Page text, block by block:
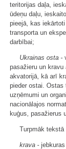
teritorijas daļa,
ūdeņu daļu,
pieejā, kas
transporta un
darbībai;
Ukrainas osta -
pasažieru un kravu
akvatorijā, kā arī
pieder ostai. Ostas
uzņēmumi un
nacionālajos
kuģus, pasažierus
Turpmāk tekstā
krava -